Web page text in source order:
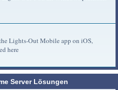
Lights-Out Mobile app on iOS,
here
Server Lösungen